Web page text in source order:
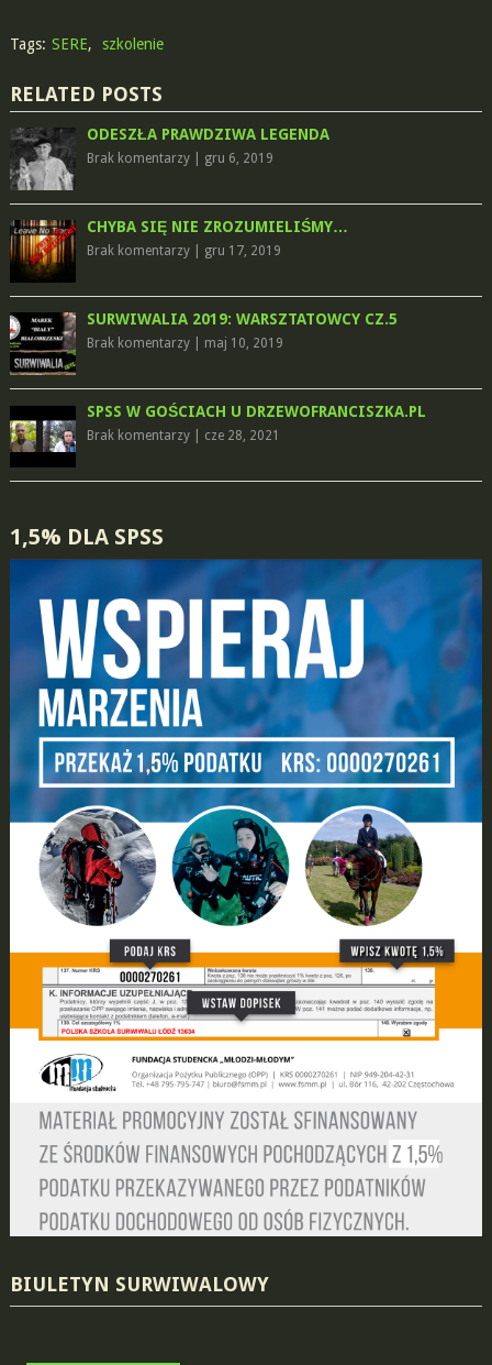
Tags: SERE, szkolenie
RELATED POSTS
ODESZŁA PRAWDZIWA LEGENDA
Brak komentarzy| gru 6, 2019
CHYBA SIĘ NIE ZROZUMIELIŚMY…
Brak komentarzy| gru 17, 2019
SURWIWALIA 2019: WARSZTATOWCY CZ.5
Brak komentarzy| maj 10, 2019
SPSS W GOŚCIACH U DRZEWOFRANCISZKA.PL
Brak komentarzy| cze 28, 2021
1,5% DLA SPSS
BIULETYN SURWIWALOWY